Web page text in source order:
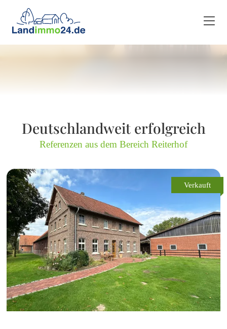
Deutschlandweit erfolgreich
Referenzen aus dem Bereich Reiterhof
Verkauft